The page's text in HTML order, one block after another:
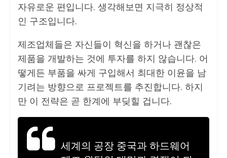
자유로운 편입니다. 생각해보면 지극히 정상적
인 구조입니다.
제조업체들은 자신들이 혁신을 하거나 괜찮은
제품을 개발하는 것에 투자를 하지 않습니다. 어
떻게든 부품을 싸게 구입해서 최대한 이윤을 남
기려는 방향으로 프로젝트를 추진합니다. 하지
만 이 전략은 곧 한계에 부딪힐 겁니다.
세계의 공장 중국과 하드웨어